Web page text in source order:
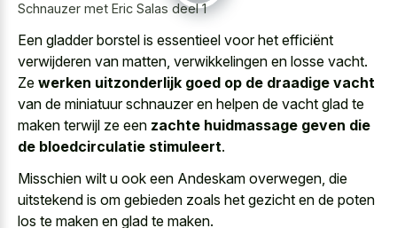
Schnauzer met Eric Salas deel 1
Een gladder borstel is essentieel voor het efficiënt
verwijderen van matten, verwikkelingen en losse vacht.
Ze werken uitzonderlijk goed op de draadige vacht
van de miniatuur schnauzer en helpen de vacht glad te
maken terwijl ze een zachte huidmassage geven die
de bloedcirculatie stimuleert.
Misschien wilt u ook een Andeskam overwegen, die
uitstekend is om gebieden zoals het gezicht en de poten
los te maken en glad te maken.